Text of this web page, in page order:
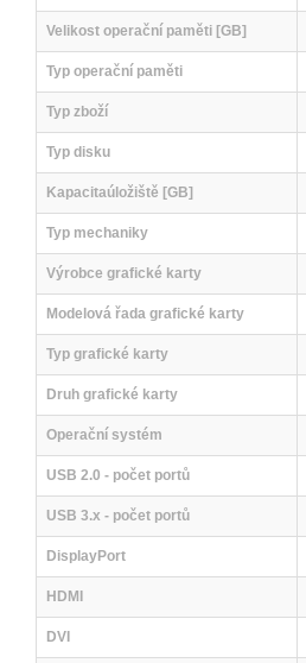
Velikost operační paměti [GB]
Typ operační paměti
Typ zboží
Typ disku
Kapacitaúložiště [GB]
Typ mechaniky
Výrobce grafické karty
Modelová řada grafické karty
Typ grafické karty
Druh grafické karty
Operační systém
USB 2.0 - počet portů
USB 3.x - počet portů
DisplayPort
HDMI
DVI